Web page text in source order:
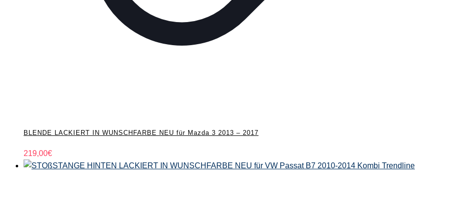
BLENDE LACKIERT IN WUNSCHFARBE NEU für Mazda 3 2013 – 2017
219,00€